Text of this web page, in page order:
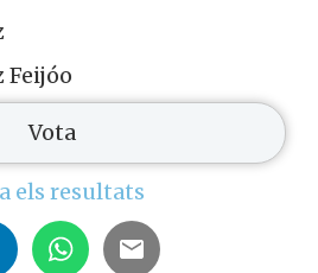
Feijóo
els resultats